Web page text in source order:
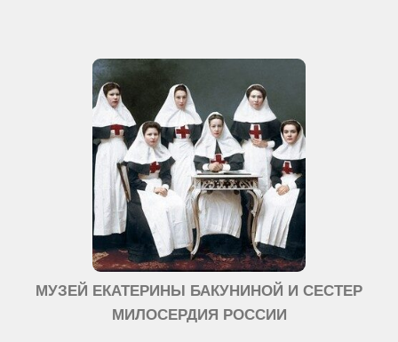
МУЗЕЙ ЕКАТЕРИНЫ БАКУНИНОЙ И СЕСТЕР
МИЛОСЕРДИЯ РОССИИ